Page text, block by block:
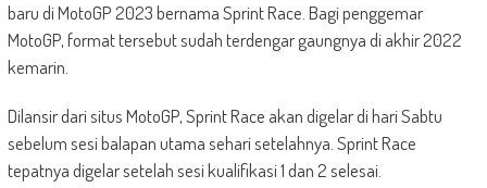
baru di MotoGP 2023 bernama Sprint Race. Bagi penggemar
MotoGP, format tersebut sudah terdengar gaungnya di akhir 2022
kemarin.
Dilansir dari situs MotoGP, Sprint Race akan digelar di hari Sabtu
sebelum sesi balapan utama sehari setelahnya. Sprint Race
tepatnya digelar setelah sesi kualifikasi 1 dan 2 selesai.